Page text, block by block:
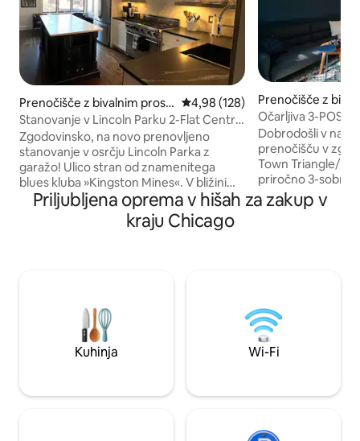
Prenočišče z bivalnim prost
orom v mestu Lincoln Park
Povprečna ocena: 4,98 od 5, št.
4,98 (128)
Stanovanje v Lincoln Parku 2-Flat Central
to Everything
Zgodovinsko, na novo prenovljeno
stanovanje v osrčju Lincoln Parka z
garažo! Ulico stran od znamenitega
blues kluba »Kingston Mines«. V bližini
odličnih barov in restavracij, vključno z
Alinea, je edina restavracija v Chicagu, ki
je nagradila 3 Michelinove zvezdice. 1,5
območju Lincoln Parka v tem
edinstvenem prenočišču, ki ponuja vse,
kar potrebujete za počitnice v Chicagu.
Prenočišče z
orom v mestu
Očarljiva 3-
Parku/ starem
parkirišču
Dobrodošli v
prenočišču v
Town Triangle/
priročno 3-sobno
pisarniškim
osrčju varne
mestnega jedra.
doživite najboljše
polnjenje
Priljubljena oprema v hišah za zakup v
kraju Chicago
Kuhinja Wi-Fi